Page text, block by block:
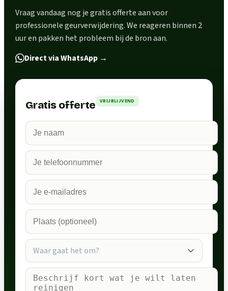
Vraag vandaag nog je gratis offerte aan voor
professionele geurverwijdering. We reageren binnen 2
uur en pakken het probleem bij de bron aan.
Direct via WhatsApp →
Gratis offerte VRIJBLIJVEND
Waar gaat het om?